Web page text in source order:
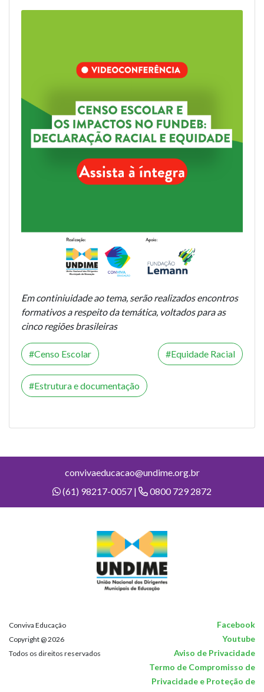
Em continiuidade ao tema, serão realizados encontros
formativos a respeito da temática, voltados para as
cinco regiões brasileiras
Censo Escolar Equidade Racial
Estrutura e documentação
convivaeducacao@undime.org.br
(61) 98217-0057 |
0800 729 2872
Conviva Educação Facebook
Copyright @ 2026 Youtube
Todos os direitos reservados
Aviso de Privacidade
Termo de Compromisso de
Privacidade e Proteção de